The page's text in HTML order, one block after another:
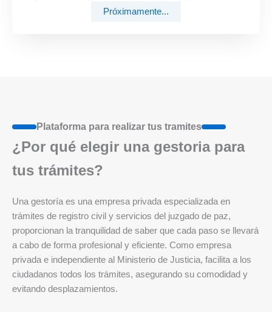
Próximamente...
Plataforma para realizar tus tramites
¿Por qué elegir una gestoria para
tus trámites?
Una gestoría es una empresa privada especializada en
trámites de registro civil y servicios del juzgado de paz,
proporcionan la tranquilidad de saber que cada paso se llevará
a cabo de forma profesional y eficiente. Como empresa
privada e independiente al Ministerio de Justicia, facilita a los
ciudadanos todos los trámites, asegurando su comodidad y
evitando desplazamientos.